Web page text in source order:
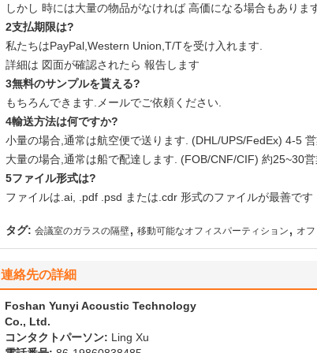
しかし 時には大量の物品がなければ 高価になる場合もありま
2支払期限は?
私たちはPayPal,Western Union,T/Tを受け入れます.
詳細は 図面が確認されたら 報告します
3無料のサンプルを貰える?
もちろんできます.メールでご依頼ください.
4輸送方法は何ですか?
小量の場合,通常は航空便で送ります. (DHL/UPS/FedEx) 4-5 営
大量の場合,通常は船で配達します. (FOB/CNF/CIF) 約25~30
5ファイル形式は?
ファイルは.ai, .pdf .psd または.cdr 形式のファイルが最善です
タグ: 会議室のガラスの隔壁, 移動可能なオフィスパーティション , オ
連絡先の詳細
Foshan Yunyi Acoustic Technology
Co., Ltd.
コンタクトパーソン: Ling Xu